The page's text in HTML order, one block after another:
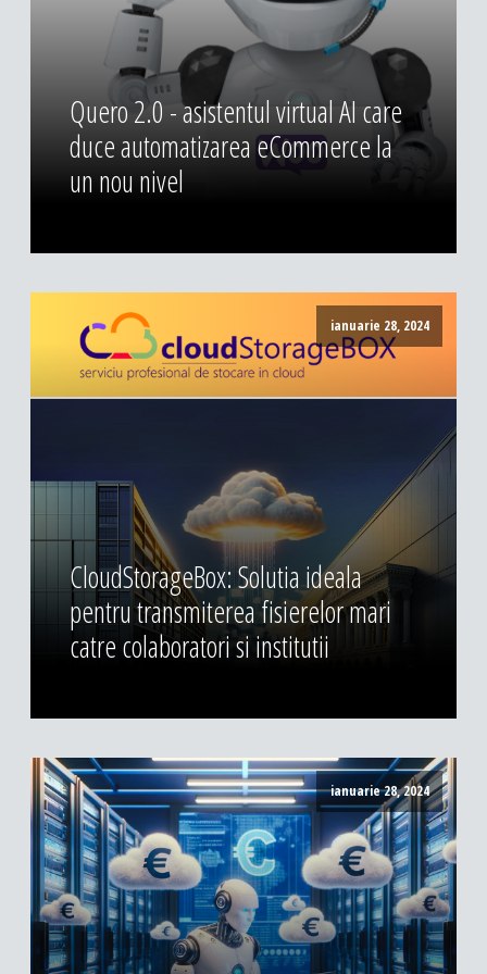
DESIGN & PRINTING
Identitate vizuala, imagine
Grafica publicitara
Grafica pentru print
Fotografie digitala
Quero 2.0 - asistentul virtual AI care
duce automatizarea eCommerce la
un nou nivel
ianuarie 28, 2024
CloudStorageBox: Solutia ideala
pentru transmiterea fisierelor mari
catre colaboratori si institutii
ianuarie 28, 2024